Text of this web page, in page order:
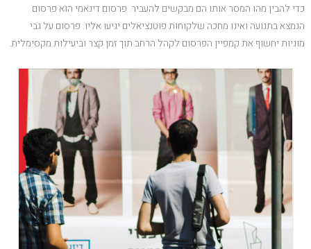
כדי להבין מהו המסר אותו הם מבקשים להעביר. פרסום דינאמי הוא פרסום
הנמצא בתנועה ואינו מחכה שלקוחות פוטנציאלים יגיעו אליו. פרסום על גבי
מוניות יחשוף את קמפיין הפרסום לקהל הרחב תוך זמן קצר וביעילות מקסימלית.